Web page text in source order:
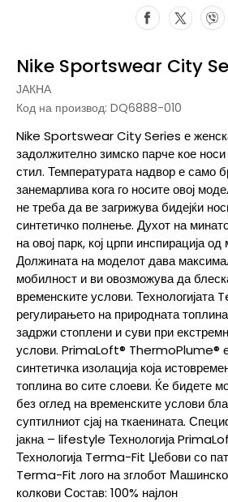
Nike Sportswear City
ЈАКНА
Код на производ: DQ6888-010
Nike Sportswear City Series е
задолжително зимско парче кое
стил. Температурата надвор е само
занемарлива кога го носите овој
не треба да ве загрижува бидејќи
синтетичко полнење. Духот на
на овој парк, кој црпи инспирација
Должината на моделот дава
мобилност и ви овозможува да
временските услови. Технологијата
регулирањето на природната
задржи стоплени и суви при
услови. PrimaLoft® ThermoPlume®
синтетичка изолација која
топлина во сите слоеви. Ќе бидете
без оглед на временските услови
суптилниот сјај на ткаенината.
јакна – lifestyle Технологија
Технологија Terma-Fit Џебови со
Terma-Fit лого на зглобот
колкови Состав: 100% најлон